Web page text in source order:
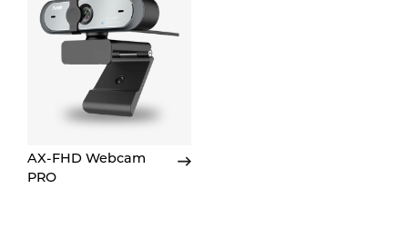
AX-FHD Webcam
PRO